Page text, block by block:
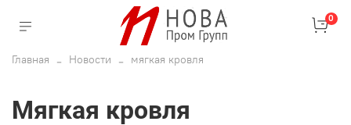
0
Главная Новости мягкая кровля
мягкая кровля